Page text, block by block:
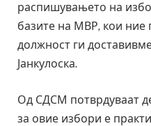
распишувањето на
базите на МВР, кои ние
должност ги
Јанкулоска.
Од СДСМ потврдуваат
за овие избори е